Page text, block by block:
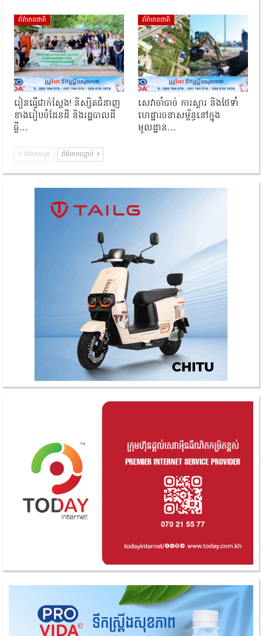
ព័ត៌មានជាតិ
រៀនធ្វើជាក់ស្ដែង! និស្សិតជំនាញ
ខាងរៀបចំដែនដី និងរដ្ឋបាលដី
ធ្លី…
ព័ត៌មានជាតិ
សេវាចាំបាច់ ការស្តារ និងថែទាំ
ហេដ្ឋារចនាសម្ព័ន្ធនៅក្នុង
មូលដ្ឋាន…
ព័ត៌មានមុន ព័ត៌មានបន្ទាប់